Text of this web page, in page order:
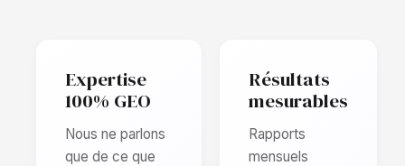
Expertise
100% GEO
Nous ne parlons
que de ce que
Résultats
mesurables
Rapports
mensuels